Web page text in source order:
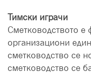
Тимски играчи
Сметководството е
организациони
сметководство се
сметководство се